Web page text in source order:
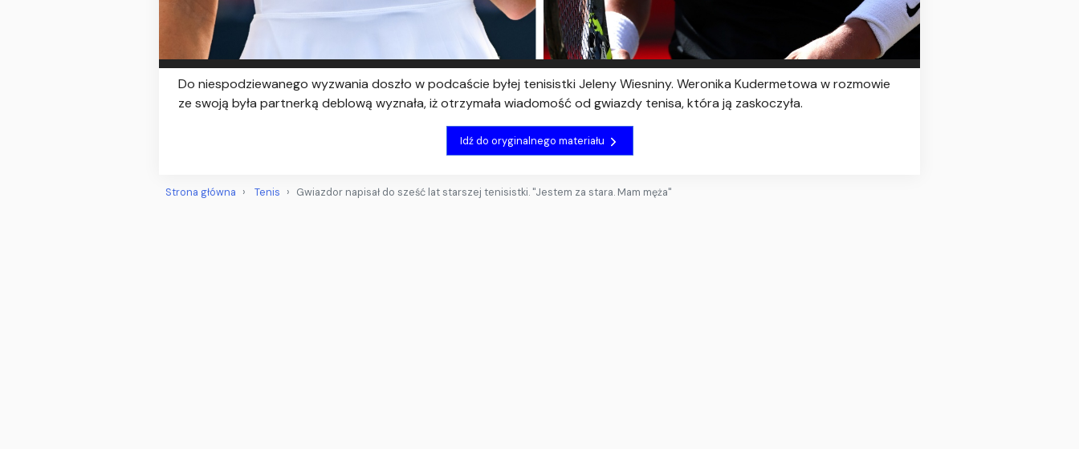
Do niespodziewanego wyzwania doszło w podcaście byłej tenisistki Jeleny Wiesniny. Weronika Kudermetowa w rozmowie
ze swoją była partnerką deblową wyznała, iż otrzymała wiadomość od gwiazdy tenisa, która ją zaskoczyła.
Idź do oryginalnego materiału
Strona główna Tenis Gwiazdor napisał do sześć lat starszej tenisistki. "Jestem za stara. Mam męża"